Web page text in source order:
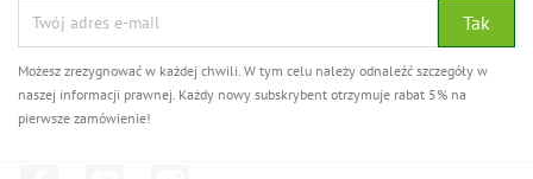
Możesz zrezygnować w każdej chwili. W tym celu należy odnaleźć szczegóły w
naszej informacji prawnej. Każdy nowy subskrybent otrzymuje rabat 5% na
pierwsze zamówienie!